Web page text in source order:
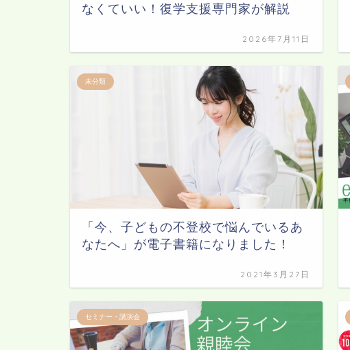
なくていい！復学支援専門家が解説
2026年7月11日
未分類
「今、子どもの不登校で悩んでいるあ
なたへ」が電子書籍になりました！
2021年3月27日
セミナー・講演会